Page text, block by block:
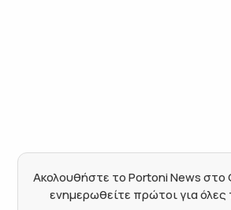
Ακολουθήστε το Portoni News στο
ενημερωθείτε πρώτοι για όλες